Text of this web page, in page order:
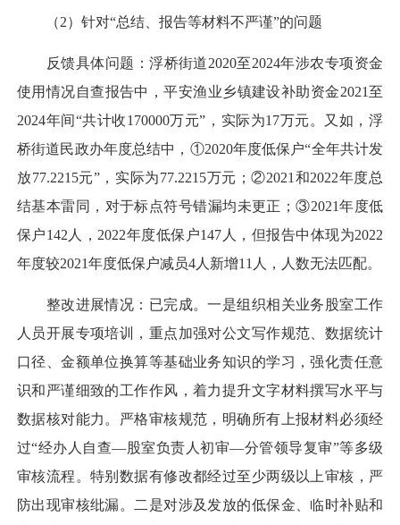
（2）针对“总结、报告等材料不严谨”的问题
反馈具体问题：浮桥街道2020至2024年涉农专项资金
使用情况自查报告中，平安渔业乡镇建设补助资金2021至
2024年间“共计收170000万元”，实际为17万元。又如，浮
桥街道民政办年度总结中，①2020年度低保户“全年共计发
放77.2215元”，实际为77.2215万元；②2021和2022年度总
结基本雷同，对于标点符号错漏均未更正；③2021年度低
保户142人，2022年度低保户147人，但报告中体现为2022
年度较2021年度低保户减员4人新增11人，人数无法匹配。
整改进展情况：已完成。一是组织相关业务股室工作
人员开展专项培训，重点加强对公文写作规范、数据统计
口径、金额单位换算等基础业务知识的学习，强化责任意
识和严谨细致的工作作风，着力提升文字材料撰写水平与
数据核对能力。严格审核规范，明确所有上报材料必须经
过“经办人自查—股室负责人初审—分管领导复审”等多级
审核流程。特别数据有修改都经过至少两级以上审核，严
防出现审核纰漏。二是对涉及发放的低保金、临时补贴和